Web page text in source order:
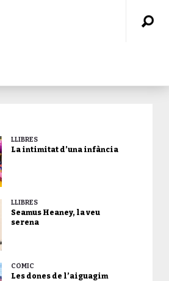
LLIBRES
La intimitat d’una infància
LLIBRES
Seamus Heaney, la veu
serena
CÒMIC
Les dones de l’aiguagim